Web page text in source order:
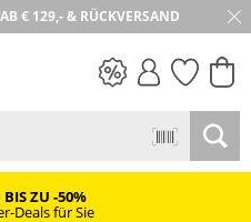
BIS ZU -50%
Deals für Sie